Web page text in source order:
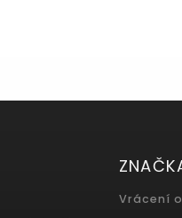
Vrácení